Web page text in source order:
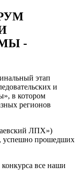
-
этап
и
в котором
регионов
ЛПХ»)
успешно прошедших
все наши